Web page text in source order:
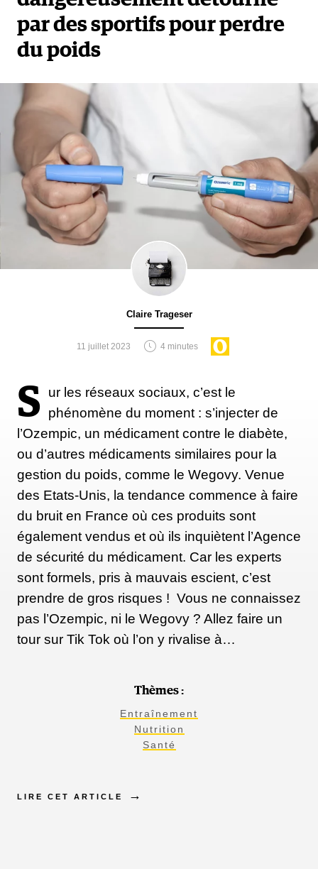
par des sportifs pour perdre
du poids
Claire Trageser
11 juillet 2023 4 minutes
S ur les réseaux sociaux, c’est le
phénomène du moment : s’injecter de
l’Ozempic, un médicament contre le diabète,
ou d’autres médicaments similaires pour la
gestion du poids, comme le Wegovy. Venue
des Etats-Unis, la tendance commence à faire
du bruit en France où ces produits sont
également vendus et où ils inquiètent l’Agence
de sécurité du médicament. Car les experts
sont formels, pris à mauvais escient, c’est
prendre de gros risques ! Vous ne connaissez
pas l’Ozempic, ni le Wegovy ? Allez faire un
tour sur Tik Tok où l’on y rivalise à…
Thèmes :
Entraînement
Nutrition
Santé
LIRE CET ARTICLE